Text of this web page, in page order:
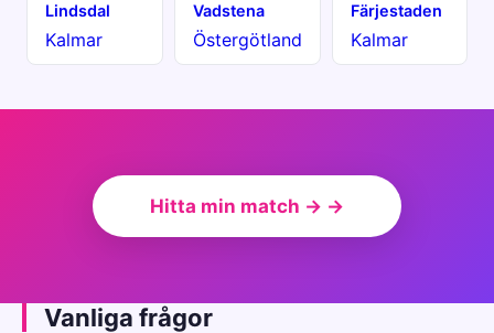
Lindsdal
Kalmar
Vadstena
Östergötland
Färjestaden
Kalmar
Hitta min match → →
Vanliga frågor